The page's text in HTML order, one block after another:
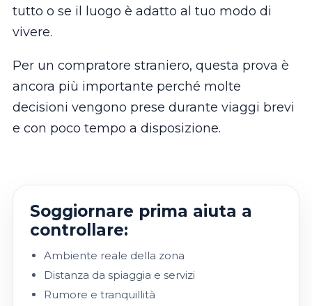
tutto o se il luogo è adatto al tuo modo di
vivere.
Per un compratore straniero, questa prova è
ancora più importante perché molte
decisioni vengono prese durante viaggi brevi
e con poco tempo a disposizione.
Soggiornare prima aiuta a
controllare:
Ambiente reale della zona
Distanza da spiaggia e servizi
Rumore e tranquillità